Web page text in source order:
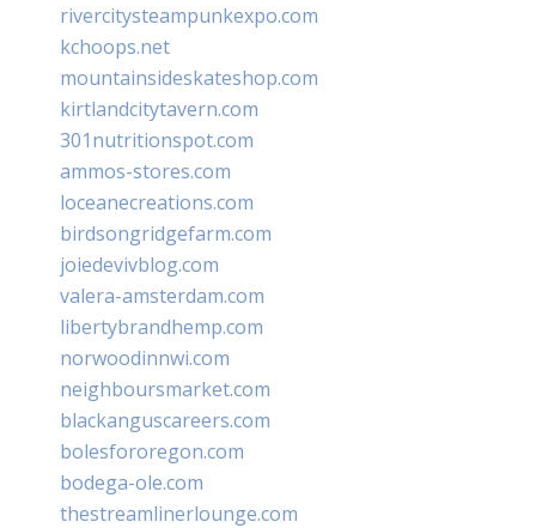
rivercitysteampunkexpo.com
kchoops.net
mountainsideskateshop.com
kirtlandcitytavern.com
301nutritionspot.com
ammos-stores.com
loceanecreations.com
birdsongridgefarm.com
joiedevivblog.com
valera-amsterdam.com
libertybrandhemp.com
norwoodinnwi.com
neighboursmarket.com
blackanguscareers.com
bolesfororegon.com
bodega-ole.com
thestreamlinerlounge.com